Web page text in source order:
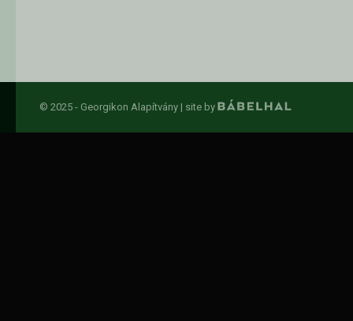
© 2025 - Georgikon Alapítvány | site by